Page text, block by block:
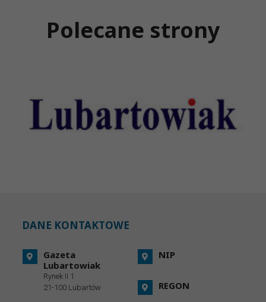
Polecane strony
DANE KONTAKTOWE
Gazeta
Lubartowiak
Rynek II 1
21-100 Lubartów
NIP
REGON